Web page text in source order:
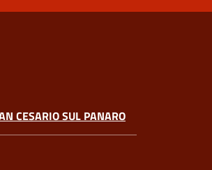
CESARIO SUL PANARO